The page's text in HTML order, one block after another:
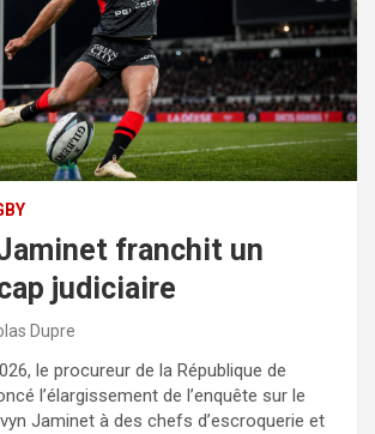
franchit un
judiciaire
Dupre
le procureur de la République de
l’élargissement de l’enquête sur le
Jaminet à des chefs d’escroquerie et